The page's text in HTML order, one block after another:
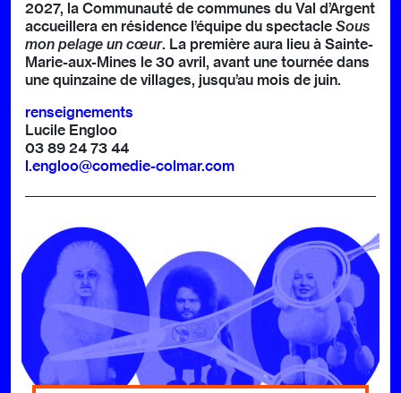
2027, la Communauté de communes du Val d’Argent
accueillera en résidence l’équipe du spectacle Sous
mon pelage un cœur. La première aura lieu à Sainte-
Marie-aux-Mines le 30 avril, avant une tournée dans
une quinzaine de villages, jusqu’au mois de juin.
renseignements
Lucile Engloo
03 89 24 73 44
l.engloo@comedie-colmar.com